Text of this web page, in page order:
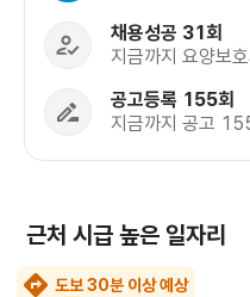
채용성공 31회
지금까지 요양보
공고등록 155회
지금까지 공고
근처 시급 높은 일자리
도보 30분 이상 예상